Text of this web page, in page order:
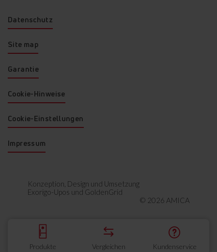
Produkte Vergleichen Kundenservice
Konzeption, Design und Umsetzung
Exorigo-Upos und GoldenGrid
© 2026 AMICA
Datenschutz
Site map
Garantie
Cookie-Hinweise
Cookie-Einstellungen
Impressum